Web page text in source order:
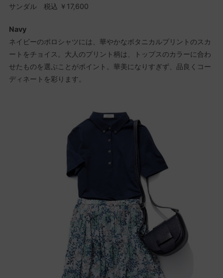
サンダル 税込 ￥17,600
Navy
ネイビーのポロシャツには、華やかなボタニカルプリントのスカ
ートをチョイス。大人のプリント柄は、トップスのカラーに合わ
せたものを選ぶことがポイント。華美になりすぎず、品良くコー
ディネートを彩ります。